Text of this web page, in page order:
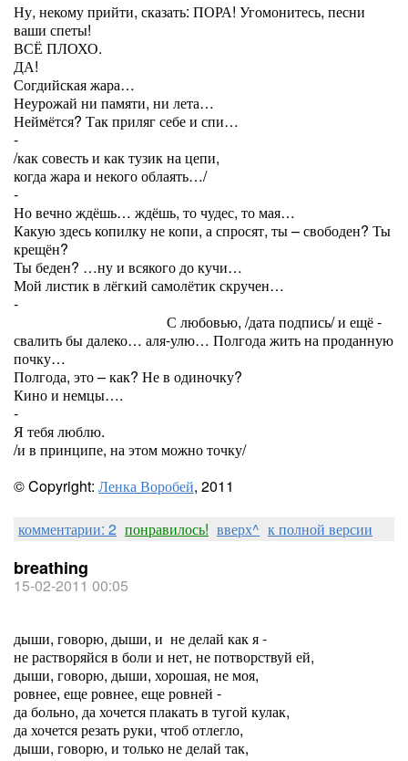
Ну, некому прийти, сказать: ПОРА! Угомонитесь, песни
ваши спеты!
ВСЁ ПЛОХО.
ДА!
Согдийская жара…
Неурожай ни памяти, ни лета…
Неймётся? Так приляг себе и спи…
-
/как совесть и как тузик на цепи,
когда жара и некого облаять…/
-
Но вечно ждёшь… ждёшь, то чудес, то мая…
Какую здесь копилку не копи, а спросят, ты – свободен? Ты
крещён?
Ты беден? …ну и всякого до кучи…
Мой листик в лёгкий самолётик скручен…
-
С любовью, /дата подпись/ и ещё -
свалить бы далеко… аля-улю… Полгода жить на проданную
почку…
Полгода, это – как? Не в одиночку?
Кино и немцы….
-
Я тебя люблю.
/и в принципе, на этом можно точку/
© Copyright: Ленка Воробей, 2011
комментарии: 2 понравилось! вверх^ к полной версии
breathing
15-02-2011 00:05
дыши, говорю, дыши, и не делай как я -
не растворяйся в боли и нет, не потворствуй ей,
дыши, говорю, дыши, хорошая, не моя,
ровнее, еще ровнее, еще ровней -
да больно, да хочется плакать в тугой кулак,
да хочется резать руки, чтоб отлегло,
дыши, говорю, и только не делай так,